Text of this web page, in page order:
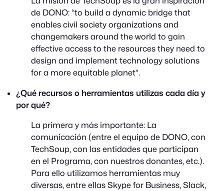
de DONO: “to build a dynamic bridge that
enables civil society organizations and
changemakers around the world to gain
effective access to the resources they need to
design and implement technology solutions
for a more equitable planet”.
¿Qué recursos o herramientas utilizas cada día y
por qué?
La primera y más importante: La
comunicación (entre el equipo de DONO, con
TechSoup, con las entidades que participan
en el Programa, con nuestros donantes, etc.).
Para ello utilizamos herramientas muy
diversas, entre ellas Skype for Business, Slack,